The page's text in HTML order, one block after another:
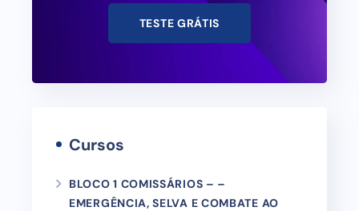
TESTE GRÁTIS
Cursos
BLOCO 1 COMISSÁRIOS – –
EMERGÊNCIA, SELVA E COMBATE AO